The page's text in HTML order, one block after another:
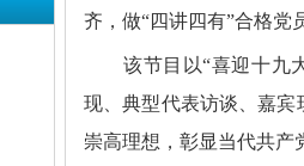
齐，做“四讲四有”合格党
该节目以“喜迎十九
现、典型代表访谈、嘉
崇高理想，彰显当代共产